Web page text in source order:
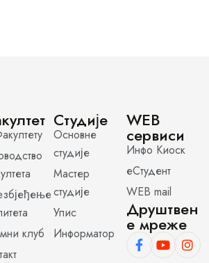
клуб
Студије
Основне
студије
Мастер
студије
Упис
Информатор
WEB
сервиси
Инфо Киоск
еСтудент
WEB mail
Друштвен
е мреже